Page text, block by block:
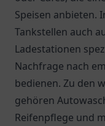
Speisen anbieten.
Tankstellen auch
Ladestationen
Nachfrage nach
bedienen. Zu den
gehören
Reifenpflege und